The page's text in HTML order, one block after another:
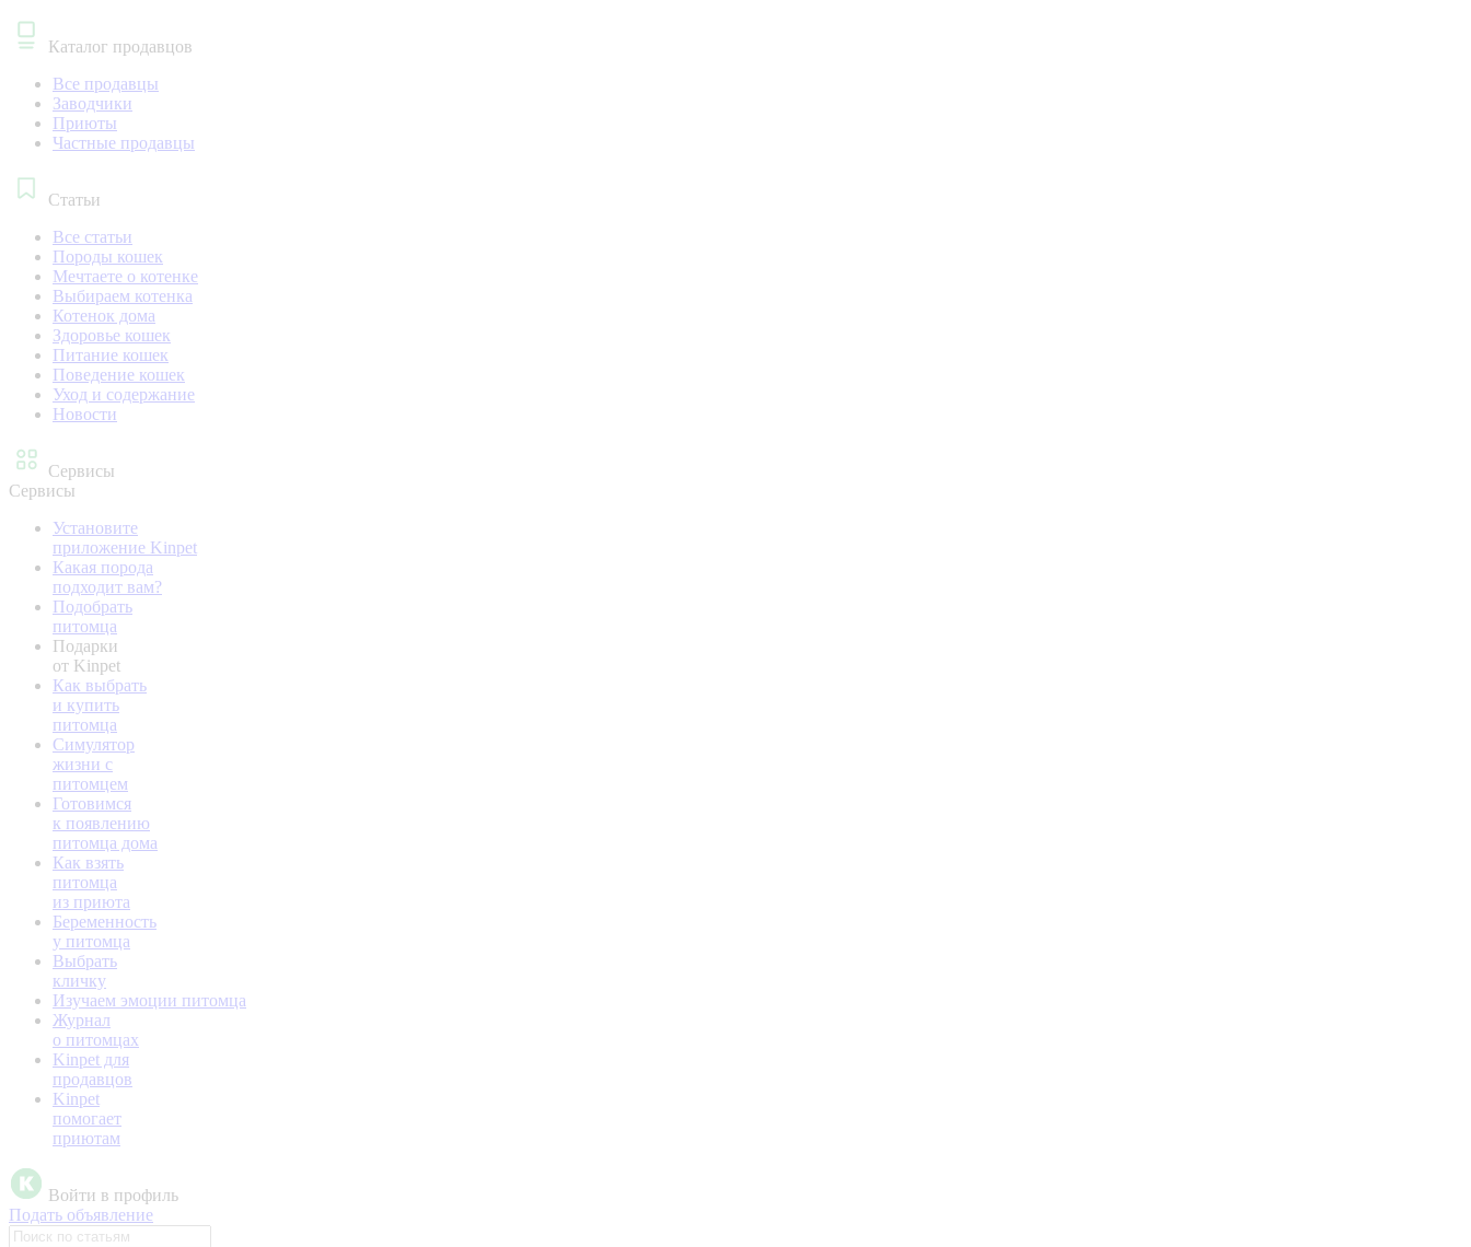
Каталог продавцов
Все продавцы
Заводчики
Приюты
Частные продавцы
Статьи
Все статьи
Породы кошек
Мечтаете о котенке
Выбираем котенка
Котенок дома
Здоровье кошек
Питание кошек
Поведение кошек
Уход и содержание
Новости
Сервисы
Сервисы
Установите
приложение Kinpet
Какая порода
подходит вам?
Подобрать
питомца
Подарки
от Kinpet
Как выбрать
и купить
питомца
Симулятор
жизни с
питомцем
Готовимся
к появлению
питомца дома
Как взять
питомца
из приюта
Беременность
у питомца
Выбрать
кличку
Изучаем эмоции питомца
Журнал
о питомцах
Kinpet для
продавцов
Kinpet
помогает
приютам
Войти в профиль
Подать объявление